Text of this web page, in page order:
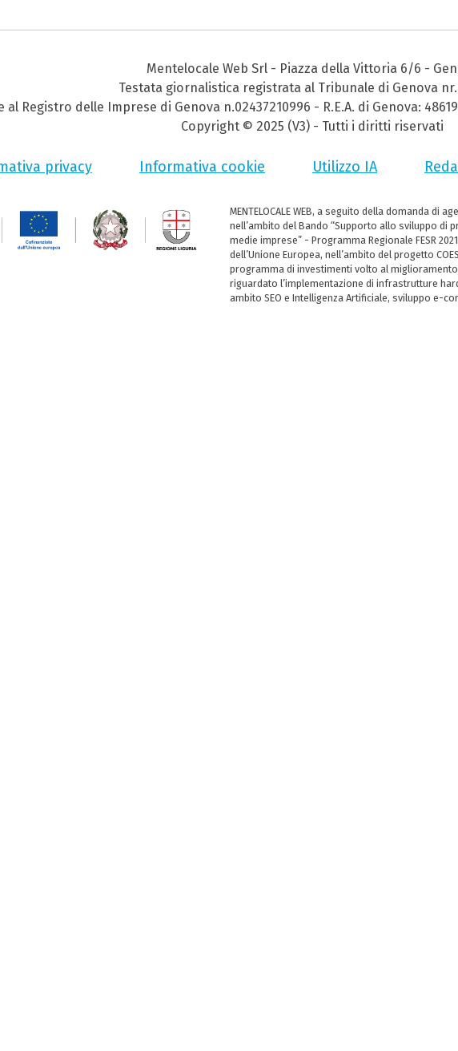
Mentelocale Web Srl - Piazza della Vittoria 6/6 -
Testata giornalistica registrata al Tribunale di Genova nr.
al Registro delle Imprese di Genova n.02437210996 - R.E.A. di Genova:
Copyright © 2025 (V3) - Tutti i diritti riservati
privacy Informativa cookie Utilizzo IA
MENTELOCALE WEB, a seguito della domanda di
nell’ambito del Bando “Supporto allo sviluppo di
medie imprese” - Programma Regionale FESR
dell’Unione Europea, nell’ambito del progetto
programma di investimenti volto al
riguardato l’implementazione di infrastrutture
ambito SEO e Intelligenza Artificiale, sviluppo e-